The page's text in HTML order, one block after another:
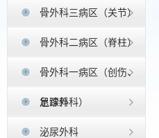
骨外科三病区（关节）
骨外科二病区（脊柱）
骨外科一病区（创伤、
足踝外科）
急诊科
泌尿外科